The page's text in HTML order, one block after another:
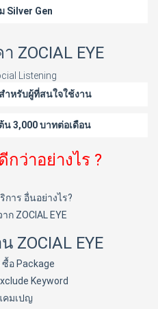
Silver Gen
ZOCIAL EYE
ำหรับผู้ที่สนใจใช้งาน
น 3,000 บาทต่อเดือน
กว่าอย่างไร ?
การ อื่นอย่างไร?
ZOCIAL EYE
ZOCIAL EYE
อ Package
Keyword
คมเปญ